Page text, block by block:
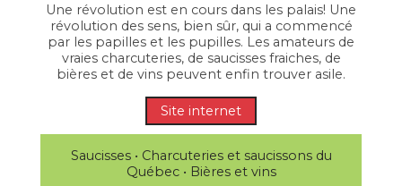
Une révolution est en cours dans les palais! Une
révolution des sens, bien sûr, qui a commencé
par les papilles et les pupilles. Les amateurs de
vraies charcuteries, de saucisses fraiches, de
bières et de vins peuvent enfin trouver asile.
Site internet
Saucisses • Charcuteries et saucissons du
Québec • Bières et vins